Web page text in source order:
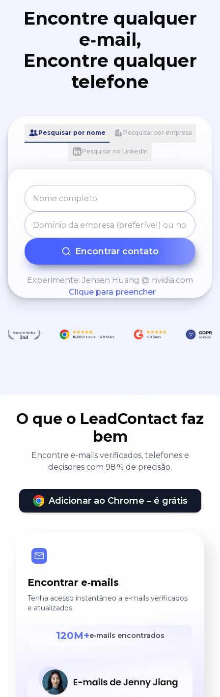
Encontre qualquer
e‑mail,
Encontre qualquer
telefone
Pesquisar por nome Pesquisar por empresa
Pesquisar no LinkedIn
Encontrar contato
Experimente: Jensen Huang @ nvidia.com
Clique para preencher
O que o LeadContact faz
bem
Encontre e‑mails verificados, telefones e
decisores com 98 % de precisão.
Adicionar ao Chrome – é grátis
Encontrar e‑mails
Tenha acesso instantâneo a e‑mails verificados
e atualizados.
120M+e‑mails encontrados